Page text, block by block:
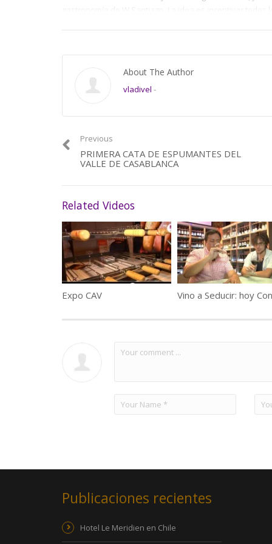
gastronomía de W Santiago. La idea es incentivar
carácter de fiesta y sacarlo del formato meramente
pisco, whisky, gin y cerveza de las mejores marcas
About The Author
vladivel -
Previous
PRIMERA CATA DE ESPUMANTES DEL
VALLE DE CASABLANCA
Related Videos
Expo CAV
Publicaciones recientes
Hotel Le Meridien en Chile